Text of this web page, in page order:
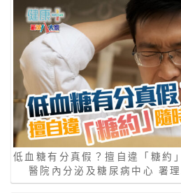
低血糖有分真假？擅自違「糖約
醫院內分泌及糖尿病中心 署